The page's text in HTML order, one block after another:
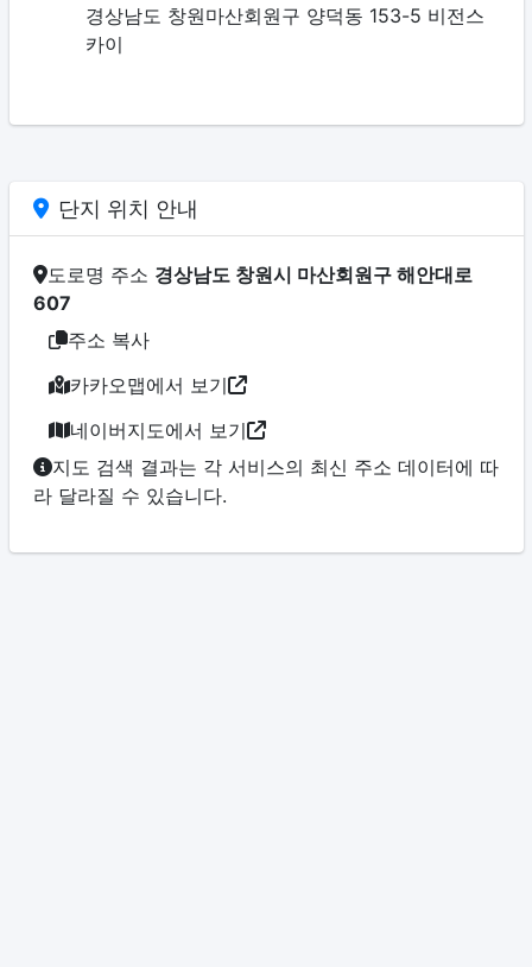
경상남도 창원마산회원구 양덕동 153-5 비전스
카이
단지 위치 안내
도로명 주소 경상남도 창원시 마산회원구 해안대로
607
주소 복사
카카오맵에서 보기
네이버지도에서 보기
지도 검색 결과는 각 서비스의 최신 주소 데이터에 따
라 달라질 수 있습니다.